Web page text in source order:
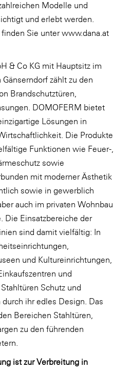
Modelle und
und erlebt werden.
Sie unterwww.dana.at
& Co KG mit Hauptsitz im
zählt zu den
Brandschutztüren,
DOMOFERM bietet
Lösungen in
Die Produkte
Funktionen wie Feuer-,
sowie
mit moderner Ästhetik
sowie in gewerblich
auch im privaten Wohnbau
Die Einsatzbereiche der
sind damit vielfältig: In
und Kultureinrichtungen,
und
Schutz und
ihr edles Design. Das
Bereichen Stahltüren,
zu den führenden
ist zur Verbreitung in